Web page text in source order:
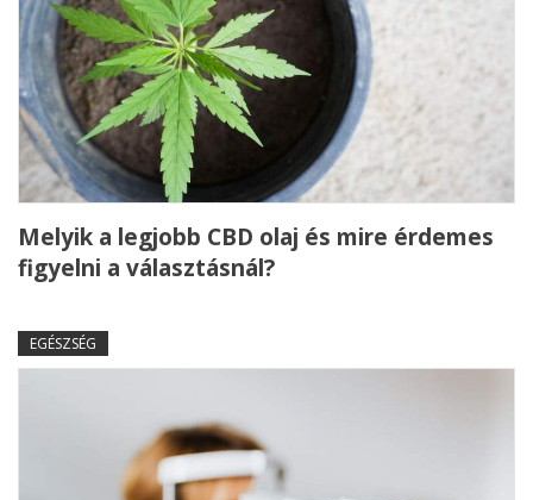
Melyik a legjobb CBD olaj és mire érdemes
figyelni a választásnál?
EGÉSZSÉG